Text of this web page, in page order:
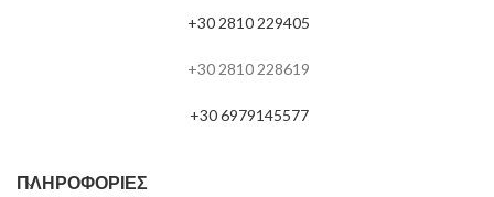
+30 2810 229405
+30 2810 228619
+30 6979145577
ΠΛΗΡΟΦΟΡΊΕΣ